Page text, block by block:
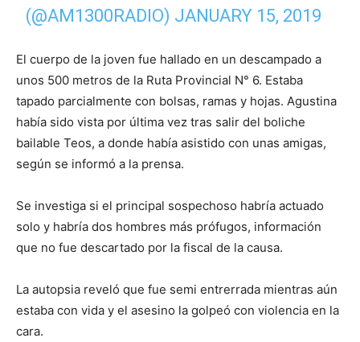
(@AM1300RADIO) JANUARY 15, 2019
El cuerpo de la joven fue hallado en un descampado a
unos 500 metros de la Ruta Provincial N° 6. Estaba
tapado parcialmente con bolsas, ramas y hojas. Agustina
había sido vista por última vez tras salir del boliche
bailable Teos, a donde había asistido con unas amigas,
según se informó a la prensa.
Se investiga si el principal sospechoso habría actuado
solo y habría dos hombres más prófugos, información
que no fue descartado por la fiscal de la causa.
La autopsia reveló que fue semi entrerrada mientras aún
estaba con vida y el asesino la golpeó con violencia en la
cara.